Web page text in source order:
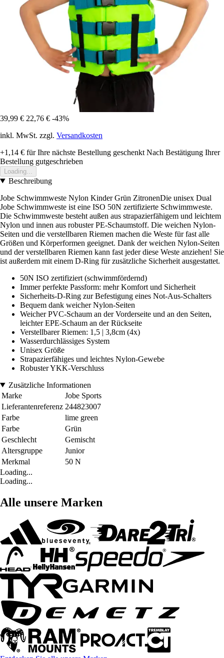
39,99 € 22,76 € -43%
inkl. MwSt. zzgl. Versandkosten
+1,14 € für Ihre nächste Bestellung geschenkt Nach Bestätigung Ihrer
Bestellung gutgeschrieben
Loading...
Beschreibung
Jobe Schwimmweste Nylon Kinder Grün ZitronenDie unisex Dual
Jobe Schwimmweste ist eine ISO 50N zertifizierte Schwimmweste.
Die Schwimmweste besteht außen aus strapazierfähigem und leichtem
Nylon und innen aus robuster PE-Schaumstoff. Die weichen Nylon-
Seiten und die verstellbaren Riemen machen die Weste für fast alle
Größen und Körperformen geeignet. Dank der weichen Nylon-Seiten
und der verstellbaren Riemen kann fast jeder diese Weste anziehen! Sie
ist außerdem mit einem D-Ring für zusätzliche Sicherheit ausgestattet.
50N ISO zertifiziert (schwimmfördernd)
Immer perfekte Passform: mehr Komfort und Sicherheit
Sicherheits-D-Ring zur Befestigung eines Not-Aus-Schalters
Bequem dank weicher Nylon-Seiten
Weicher PVC-Schaum an der Vorderseite und an den Seiten,
leichter EPE-Schaum an der Rückseite
Verstellbarer Riemen: 1,5 | 3,8cm (4x)
Wasserdurchlässiges System
Unisex Größe
Strapazierfähiges und leichtes Nylon-Gewebe
Robuster YKK-Verschluss
Zusätzliche Informationen
Marke
Jobe Sports
Lieferantenreferenz 244823007
Farbe
lime green
Farbe
Grün
Geschlecht
Gemischt
Altersgruppe
Junior
Merkmal
50 N
Loading...
Loading...
Alle unsere Marken